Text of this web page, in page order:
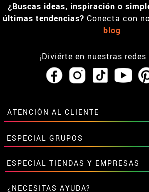
¿Buscas ideas, inspiración o
últimas tendencias? Conecta con
blog
¡Diviérte en nuestras
ATENCIÓN AL CLIENTE
• Horario tienda IBI
•Descuento estudiantes
• Sobre nosotros
• Condiciones de venta
• Aviso legal yPrivacidad
ESPECIAL GRUPOS
Descuentos especiales para grupos.
Contáctanos aquí
ESPECIAL TIENDAS Y EMPRESAS
Descuentos exclusivos para tiendas y
¿NECESITAS AYUDA?